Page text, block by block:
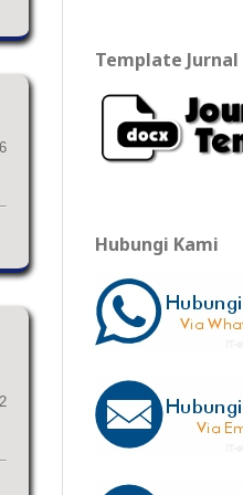
Template Jurnal
Hubungi Kami